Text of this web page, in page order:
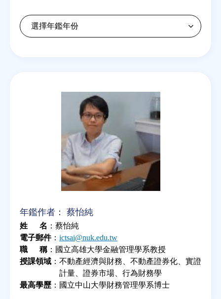
年鑑作者： 蔡怡純
姓 名
蔡怡純
電子郵件
ictsai@nuk.edu.tw
職 稱
國立高雄大學金融管理學系教授
授課領域
不動產經濟與財務、不動產證券化、實證
計量、證券市場、行為財務學
最高學歷
國立中山大學財務管理學系博士